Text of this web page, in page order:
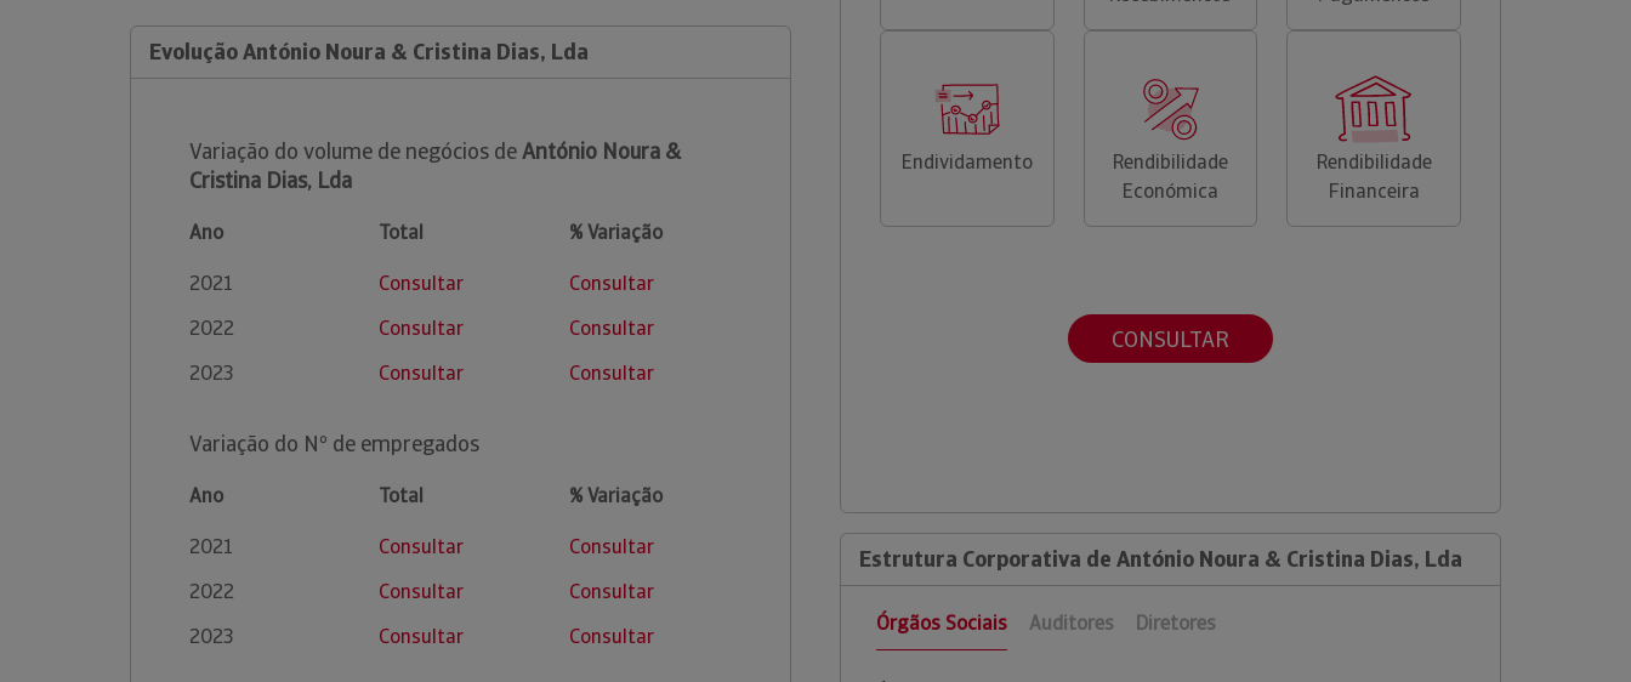
Evolução António Noura & Cristina Dias, Lda
Variação do volume de negócios deAntónio Noura &
Cristina Dias, Lda
Ano Total
% Variação
2021
Consultar
Consultar
2022
Consultar
Consultar
2023
Consultar Consultar
Variação do Nº de empregados
Ano Total
% Variação
2021
Consultar
Consultar
2022
Consultar
Consultar
2023
Consultar Consultar
Endividamento
Rendibilidade
Económica
Rendibilidade
Financeira
CONSULTAR
Estrutura Corporativa de António Noura & Cristina Dias, Lda
Órgãos Sociais Auditores Diretores